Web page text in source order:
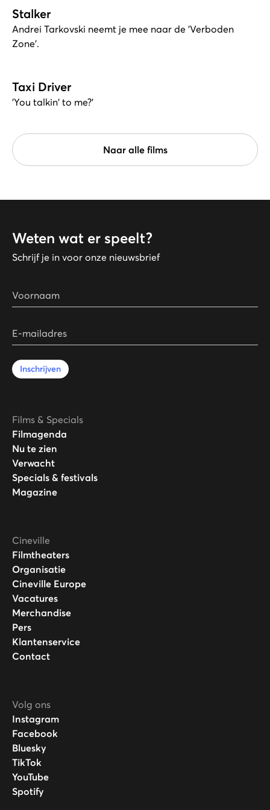
Stalker
Andrei Tarkovski neemt je mee naar de 'Verboden
Zone'.
Taxi Driver
'You talkin' to me?'
Naar alle films
Weten wat er speelt?
Schrijf je in voor onze nieuwsbrief
Voornaam
E-mailadres
Inschrijven
Films & Specials
Filmagenda
Nu te zien
Verwacht
Specials & festivals
Magazine
Cineville
Filmtheaters
Organisatie
Cineville Europe
Vacatures
Merchandise
Pers
Klantenservice
Contact
Volg ons
Instagram
Facebook
Bluesky
TikTok
YouTube
Spotify